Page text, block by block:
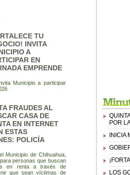
TU
INVITA
A
EN
EMPRENDE
Municipio a participar
FRAUDES AL
CASA DE
EN INTERNET
ESTAS
POLICÍA
Municipio de Chihuahua,
personas que buscan
en renta a través de
que sean víctimas de
POR
LOS